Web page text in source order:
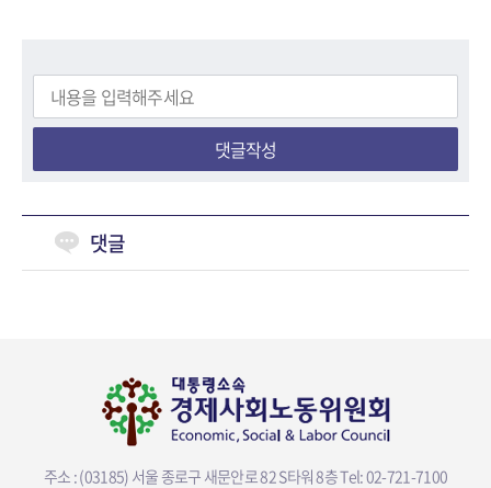
댓글작성
댓글
주소 : (03185) 서울 종로구 새문안로 82 S타워 8층Tel: 02-721-7100